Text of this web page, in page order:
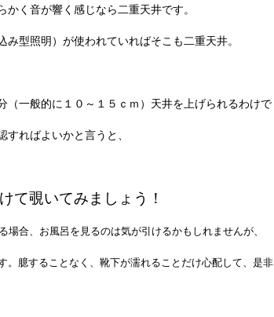
かく音が響く感じなら二重天井です。
み型照明）が使われていればそこも二重天井。
（一般的に１０～１５ｃｍ）天井を上げられるわけで
すればよいかと言うと、
て覗いてみましょう！
場合、お風呂を見るのは気が引けるかもしれませんが、
。臆することなく、靴下が濡れることだけ心配して、是非